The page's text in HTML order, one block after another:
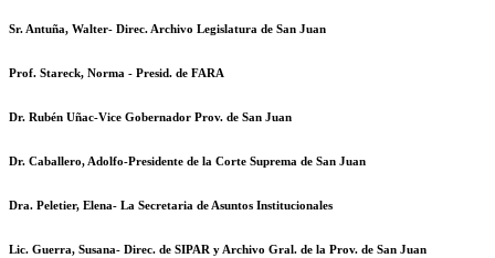
Sr. Antuña, Walter- Direc. Archivo Legislatura de San Juan
Prof. Stareck, Norma - Presid. de FARA
Dr. Rubén Uñac-Vice Gobernador Prov. de San Juan
Dr. Caballero, Adolfo-Presidente de la Corte Suprema de San Juan
Dra. Peletier, Elena- La Secretaria de Asuntos Institucionales
Lic. Guerra, Susana- Direc. de SIPAR y Archivo Gral. de la Prov. de San Juan